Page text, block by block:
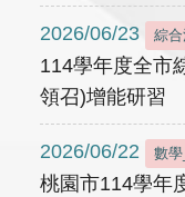
2026/06/23 綜
114學年度全市
領召)增能研習
2026/06/22 數學
桃園市114學年